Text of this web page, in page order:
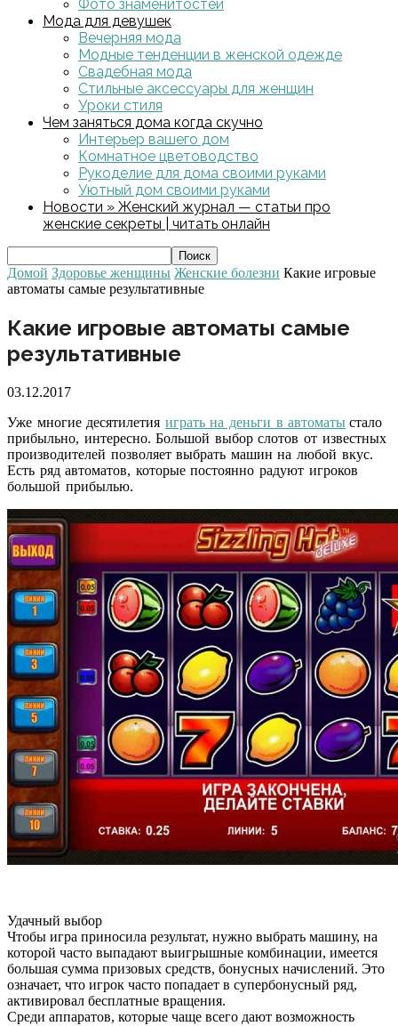
Фото знаменитостей
Мода для девушек
Вечерняя мода
Модные тенденции в женской одежде
Свадебная мода
Стильные аксессуары для женщин
Уроки стиля
Чем заняться дома когда скучно
Интерьер вашего дом
Комнатное цветоводство
Рукоделие для дома своими руками
Уютный дом своими руками
Новости » Женский журнал — статьи про
женские секреты | читать онлайн
Домой Здоровье женщины Женские болезни Какие игровые
автоматы самые результативные
Какие игровые автоматы самые
результативные
03.12.2017
Уже многие десятилетия играть на деньги в автоматы стало
прибыльно, интересно. Большой выбор слотов от известных
производителей позволяет выбрать машин на любой вкус.
Есть ряд автоматов, которые постоянно радуют игроков
большой прибылью.
Удачный выбор
Чтобы игра приносила результат, нужно выбрать машину, на
которой часто выпадают выигрышные комбинации, имеется
большая сумма призовых средств, бонусных начислений. Это
означает, что игрок часто попадает в супербонусный ряд,
активировал бесплатные вращения.
Среди аппаратов, которые чаще всего дают возможность